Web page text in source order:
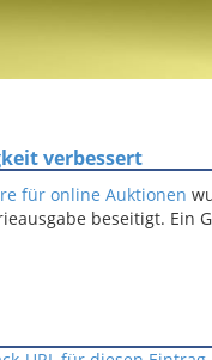
verbessert
für online Auktionen
beseitigt. Ein